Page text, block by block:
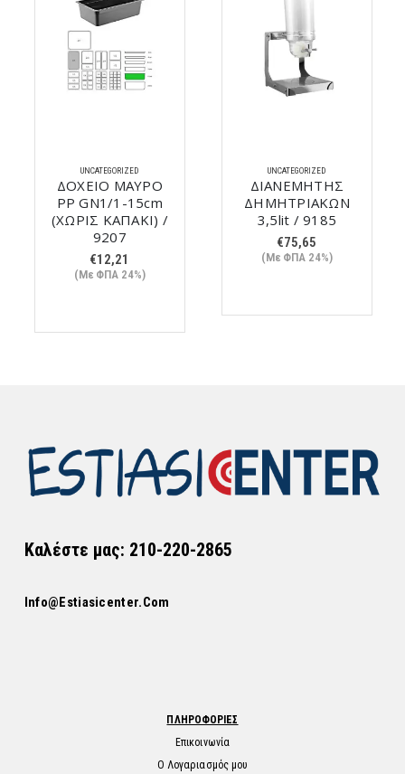
UNCATEGORIZED
ΔΟΧΕΙΟ ΜΑΥΡΟ
PP GN1/1-15cm
(ΧΩΡΙΣ ΚΑΠΑΚΙ) /
9207
€12,21
(Με ΦΠΑ 24%)
UNCATEGORIZED
ΔΙΑΝΕΜΗΤΗΣ
ΔΗΜΗΤΡΙΑΚΩΝ
3,5lit / 9185
€75,65
(Με ΦΠΑ 24%)
Καλέστε μας: 210-220-2865
Info@estiasicenter.com
ΠΛΗΡΟΦΟΡΙΕΣ
Επικοινωνία
Ο Λογαριασμός μου